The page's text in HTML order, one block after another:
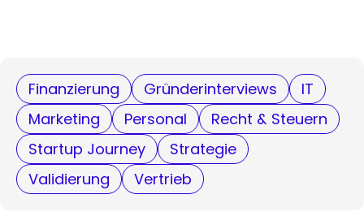
Finanzierung Gründerinterviews
IT
Marketing
Personal
Recht & Steuern
Startup Journey
Strategie
Validierung
Vertrieb